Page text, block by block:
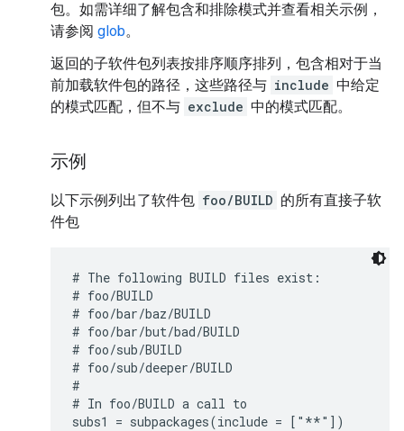
包。如需详细了解包含和排除模式并查看相关示例，
请参阅 glob。
返回的子软件包列表按排序顺序排列，包含相对于当
前加载软件包的路径，这些路径与 include 中给定
的模式匹配，但不与 exclude 中的模式匹配。
示例
以下示例列出了软件包 foo/BUILD 的所有直接子软
件包
# The following BUILD files exist:
# foo/BUILD
# foo/bar/baz/BUILD
# foo/bar/but/bad/BUILD
# foo/sub/BUILD
# foo/sub/deeper/BUILD
#
# In foo/BUILD a call to
subs1 = subpackages(include = ["**"])